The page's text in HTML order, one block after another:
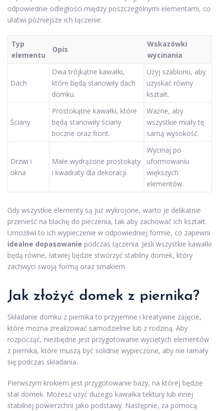
odpowiednie odległości między poszczególnymi elementami, co
ułatwi późniejsze ich łączenie.
Typ
elementu
Opis
Wskazówki
wycinania
Dach
Dwa trójkątne kawałki,
które będą stanowiły dach
domku.
Użyj szablonu, aby
uzyskać równy
kształt.
Ściany
Prostokątne kawałki, które
będą stanowiły ściany
boczne oraz front.
Ważne, aby
wszystkie miały tę
samą wysokość.
Drzwi i
okna
Małe wydrążone prostokąty
i kwadraty dla dekoracji.
Wycinaj po
uformowaniu
większych
elementów.
Gdy wszystkie elementy są już wykrojone, warto je delikatnie
przenieść na blachę do pieczenia, tak aby zachować ich kształt.
Umożliwi to ich wypieczenie w odpowiedniej formie, co zapewni
idealne dopasowanie podczas łączenia. Jeśli wszystkie kawałki
będą równe, łatwiej będzie stworzyć stabilny domek, który
zachwyci swoją formą oraz smakiem.
Jak złożyć domek z piernika?
Składanie domku z piernika to przyjemne i kreatywne zajęcie,
które można zrealizować samodzielnie lub z rodziną. Aby
rozpocząć, niezbędne jest przygotowanie wyciętych elementów
z piernika, które muszą być solidnie wypieczone, aby nie łamały
się podczas składania.
Pierwszym krokiem jest przygotowanie bazy, na której będzie
stał domek. Możesz użyć dużego kawałka tektury lub innej
stabilnej powierzchni jako podstawy. Następnie, za pomocą